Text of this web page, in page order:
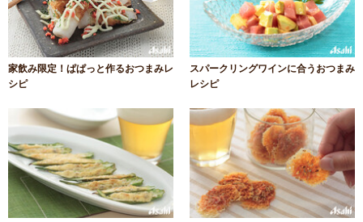
家飲み限定！ぱぱっと作るおつまみレ
シピ
スパークリングワインに合うおつまみ
レシピ